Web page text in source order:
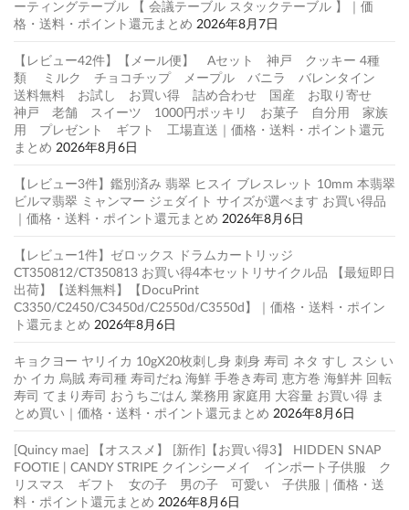
ーティングテーブル 【 会議テーブル スタックテーブル 】｜価
格・送料・ポイント還元まとめ 2026年8月7日
【レビュー42件】【メール便】 Aセット 神戸 クッキー 4種
類 ミルク チョコチップ メープル バニラ バレンタイン
送料無料 お試し お買い得 詰め合わせ 国産 お取り寄せ
神戸 老舗 スイーツ 1000円ポッキリ お菓子 自分用 家族
用 プレゼント ギフト 工場直送｜価格・送料・ポイント還元
まとめ 2026年8月6日
【レビュー3件】鑑別済み 翡翠 ヒスイ ブレスレット 10mm 本翡翠
ビルマ翡翠 ミャンマー ジェダイト サイズが選べます お買い得品
｜価格・送料・ポイント還元まとめ 2026年8月6日
【レビュー1件】ゼロックス ドラムカートリッジ
CT350812/CT350813 お買い得4本セットリサイクル品 【最短即日
出荷】【送料無料】【DocuPrint
C3350/C2450/C3450d/C2550d/C3550d】｜価格・送料・ポイン
ト還元まとめ 2026年8月6日
キョクヨー ヤリイカ 10gX20枚刺し身 刺身 寿司 ネタ すし スシ い
か イカ 烏賊 寿司種 寿司だね 海鮮 手巻き寿司 恵方巻 海鮮丼 回転
寿司 てまり寿司 おうちごはん 業務用 家庭用 大容量 お買い得 ま
とめ買い｜価格・送料・ポイント還元まとめ 2026年8月6日
[Quincy mae] 【オススメ】 [新作]【お買い得3】 HIDDEN SNAP
FOOTIE | CANDY STRIPE クインシーメイ インポート子供服 ク
リスマス ギフト 女の子 男の子 可愛い 子供服｜価格・送
料・ポイント還元まとめ 2026年8月6日